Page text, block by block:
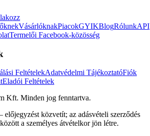
VásárlóknakPiacokGYIKBlogRólunkAPI
Termelői Facebook-közösség
FeltételekAdatvédelmi TájékoztatóFiók
Eladói Feltételek
Kft. Minden jog fenntartva.
közvetít; az adásvételi szerződés
a személyes átvételkor jön létre.